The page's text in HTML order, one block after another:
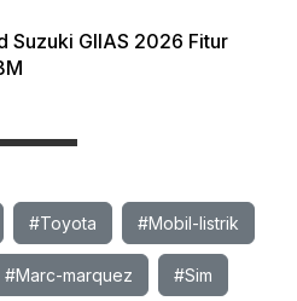
Suzuki GIIAS 2026 Fitur
#Toyota #Mobil-listrik
#Marc-marquez #Sim